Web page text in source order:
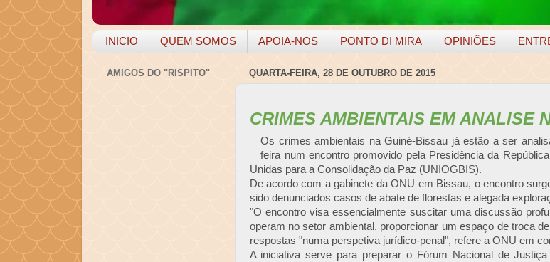
INICIO QUEM SOMOS APOIA-NOS PONTO DI MIRA OPINIÕES
QUARTA-FEIRA, 28 DE OUTUBRO DE 2015
CRIMES AMBIENTAIS EM ANALISE
Os crimes ambientais na Guiné-Bissau já estão a ser
feira num encontro promovido pela Presidência da
Unidas para a Consolidação da Paz (UNIOGBIS).
De acordo com a gabinete da ONU em Bissau, o encontro
sido denunciados casos de abate de florestas e alegada
"O encontro visa essencialmente suscitar uma discussão
operam no setor ambiental, proporcionar um espaço de troca
respostas "numa perspetiva jurídico-penal", refere a ONU em
A iniciativa serve para preparar o Fórum Nacional de
AMIGOS DO "RISPITO"